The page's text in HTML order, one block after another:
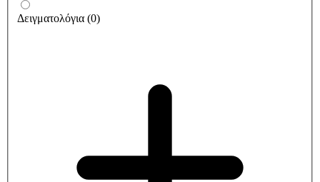
Δειγματολόγια (0)